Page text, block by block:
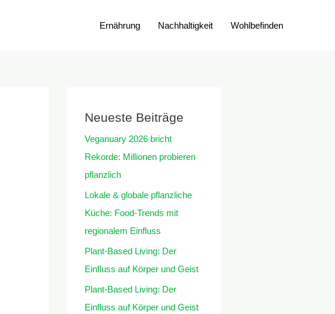
Ernährung Nachhaltigkeit Wohlbefinden
Neueste Beiträge
Veganuary 2026 bricht
Rekorde: Millionen probieren
pflanzlich
Lokale & globale pflanzliche
Küche: Food-Trends mit
regionalem Einfluss
Plant-Based Living: Der
Einfluss auf Körper und Geist
Plant-Based Living: Der
Einfluss auf Körper und Geist